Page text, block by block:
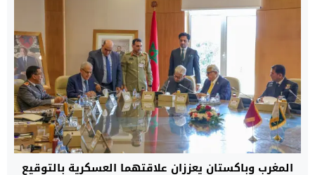
المغرب وباكستان يعززان علاقتهما العسكرية بالتوقيع